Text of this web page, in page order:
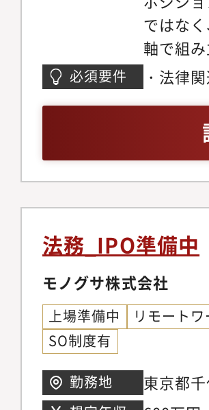
取締役
内規程
（商標
関わる
てお任
アメリ
国・香港
ではな
軸で組
前に進
想・分
務戦略
対応案
資料の
ビュー
護士・
関法務
会の事
内マニ
盤の運
魅力＜
復旧、
必須要件
・法律
等）・
起案能
法務_IPO準備中
モノグサ株式会社
上場準備中 リモート
SO制度有
勤務地
東京都
橋駅前